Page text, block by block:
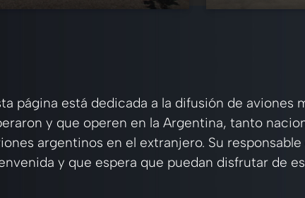
página está dedicada a la difusión de aviones
y que operen en la Argentina, tanto
argentinos en el extranjero. Su
y que espera que puedan disfrutar de